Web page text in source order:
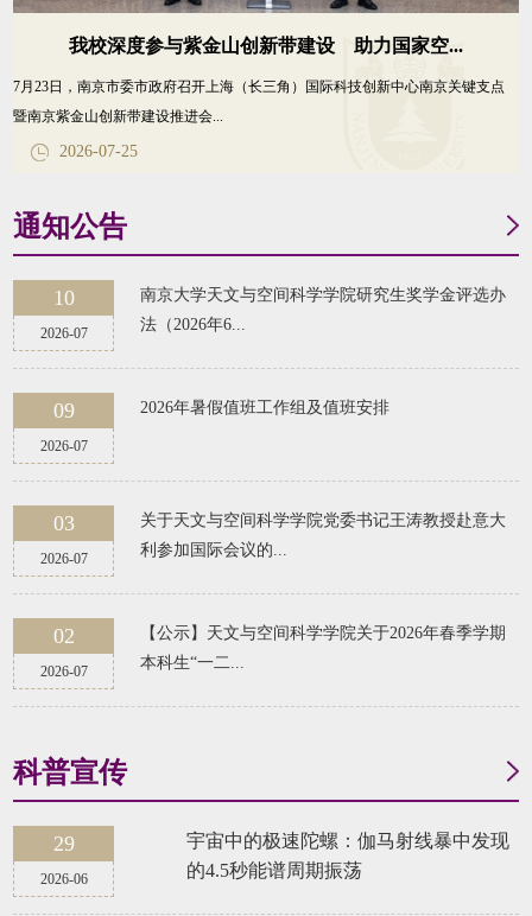
我校深度参与紫金山创新带建设 助力国家空...
7月23日，南京市委市政府召开上海（长三角）国际科技创新中心南京关键支点
暨南京紫金山创新带建设推进会...
2026-07-25
通知公告
10
2026-07
南京大学天文与空间科学学院研究生奖学金评选办
法（2026年6...
09
2026-07
2026年暑假值班工作组及值班安排
03
2026-07
关于天文与空间科学学院党委书记王涛教授赴意大
利参加国际会议的...
02
2026-07
【公示】天文与空间科学学院关于2026年春季学期
本科生“一二...
科普宣传
29
2026-06
宇宙中的极速陀螺：伽马射线暴中发现
的4.5秒能谱周期振荡